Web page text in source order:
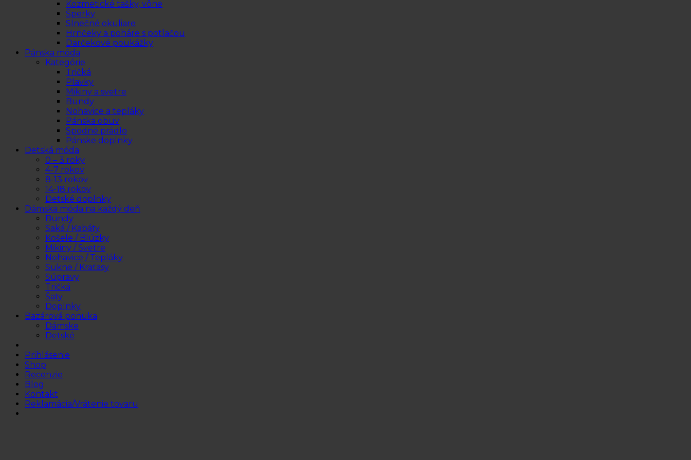
Kozmetické tašky, vône
Šperky
Slnečné okuliare
Hrnčeky a poháre s potlačou
Darčekové poukážky
Pánska móda
Kategórie
Tričká
Plavky
Mikiny a svetre
Bundy
Nohavice a tepláky
Pánska obuv
Spodné prádlo
Pánske doplnky
Detská móda
0 – 3 roky
4-7 rokov
8-13 rokov
14-18 rokov
Detské doplnky
Dámska móda na každý deň
Bundy
Saká / Kabáty
Košele / Blúzky
Mikiny / Svetre
Nohavice / Tepláky
Sukne / Kraťasy
Súpravy
Tričká
Šaty
Doplnky
Bazárová ponuka
Dámske
Detské
Prihlásenie
Shop
Recenzie
Blog
Kontakt
Reklamácia/Vrátenie tovaru